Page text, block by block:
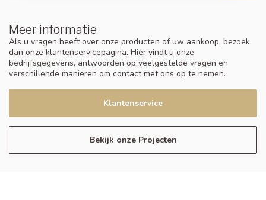
Meer informatie
Als u vragen heeft over onze producten of uw aankoop, bezoek
dan onze klantenservicepagina. Hier vindt u onze
bedrijfsgegevens, antwoorden op veelgestelde vragen en
verschillende manieren om contact met ons op te nemen.
Klantenservice
Bekijk onze Projecten